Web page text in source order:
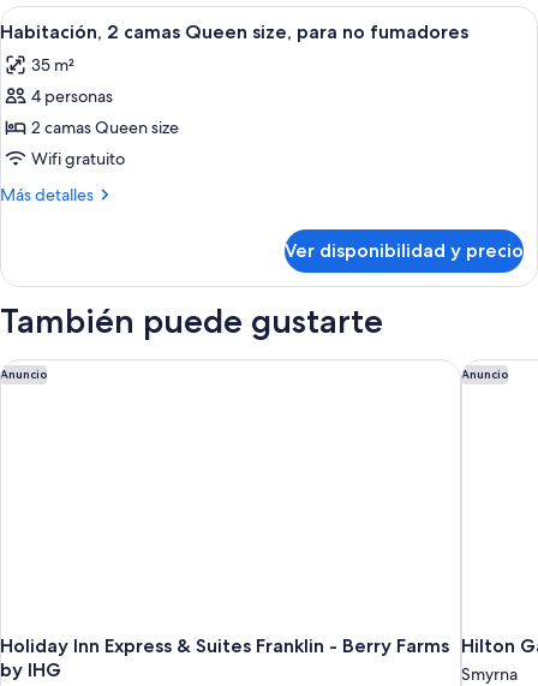
sofá
cama,
para
no
fumadores
cama
King
con
sofá
para
no
Ver
todas
las
fotos
de
Habitación,
2
size,
para
no
Habitación de hotel con televisor de
6
Habitación, 2 camas Queen size, para no fumadores
35 m²
4 personas
2 camas Queen size
Wifi gratuito
Más detalles
Más
2
Queen
para
no
Ver disponibilidad y precio
También puede gustarte
Anuncio
Holiday Inn Express & Suites Franklin - Berry Farms
by IHG
Holiday Inn Express & Suites Franklin - Berry Farms by IHG
Anuncio
Hilton
Smyrna
Hilton